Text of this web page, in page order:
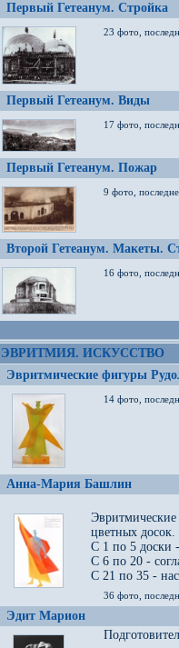
Первый Гетеанум. Стройка
23 фото,
Первый Гетеанум. Виды
17 фото,
Первый Гетеанум. Пожар
9 фото,
Второй Гетеанум. Макеты.
16 фото,
ЭВРИТМИЯ. ИСКУССТВО
Эвритмические фигуры
14 фото,
Анна-Мария Башлин
цветных досок.
С 1 по 5 доски
С 6 по 20 -
С 21 по 35 -
36 фото,
Эдит Марион